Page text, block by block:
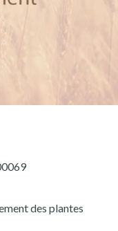
des plantes